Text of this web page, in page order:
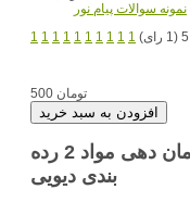
نمونه سوالات پیام نور
1 1 1 1 1 1 1 1 1 1
500 تومان
دانلود نمونه سوال پیام نور سازمان دهی مواد 2 رده
بندی دیویی